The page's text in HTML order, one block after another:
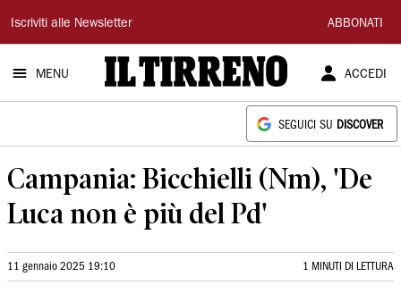
Il
Tirreno
Iscriviti alle Newsletter ABBONATI
MENU ACCEDI
SEGUICI SU DISCOVER
Campania: Bicchielli (Nm), 'De
Luca non è più del Pd'
11 gennaio 2025 19:10 1 MINUTI DI LETTURA